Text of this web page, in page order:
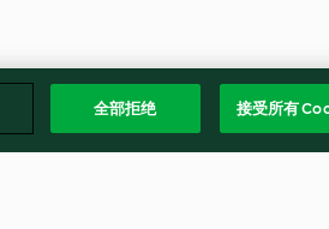
全部拒绝 接受所有